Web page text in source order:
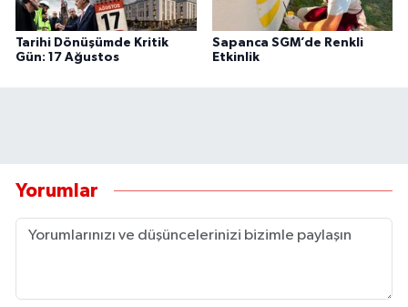
Tarihi Dönüşümde Kritik
Gün: 17 Ağustos
Sapanca SGM’de Renkli
Etkinlik
Yorumlar